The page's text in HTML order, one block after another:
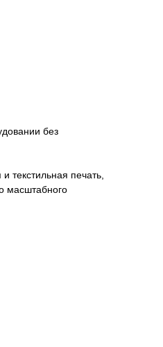
без
печать,
масштабного